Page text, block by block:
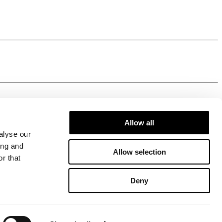
our
and
that
Allow all
Allow selection
Deny